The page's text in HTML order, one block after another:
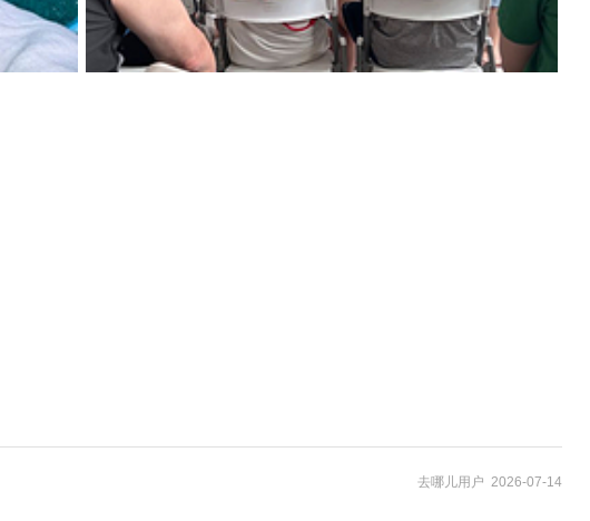
去哪儿用户 2026-07-14